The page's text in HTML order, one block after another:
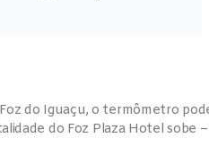
do Iguaçu, o termômetro
do Foz Plaza Hotel sobe